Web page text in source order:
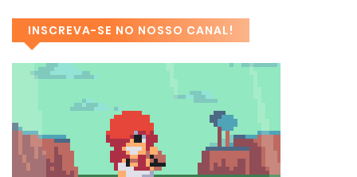
INSCREVA-SE NO NOSSO CANAL!